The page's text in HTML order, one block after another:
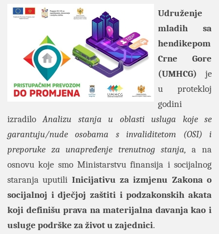
Udruženje
mladih sa
hendikepom
Crne Gore
(UMHCG) je
u protekloj
godini
izradiloAnalizu stanja u oblasti usluga koje se
garantuju/nude osobama s invaliditetom (OSI) i
preporuke za unapređenje trenutnog stanja, a na
osnovu koje smo Ministarstvu finansija i socijalnog
staranja uputili Inicijativu za izmjenu Zakona o
socijalnoj i dječjoj zaštiti i podzakonskih akata
koji definišu prava na materijalna davanja kao i
usluge podrške za život u zajednici.